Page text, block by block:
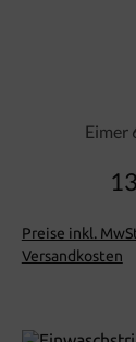
Eimer
Preise inkl.
Versandkosten